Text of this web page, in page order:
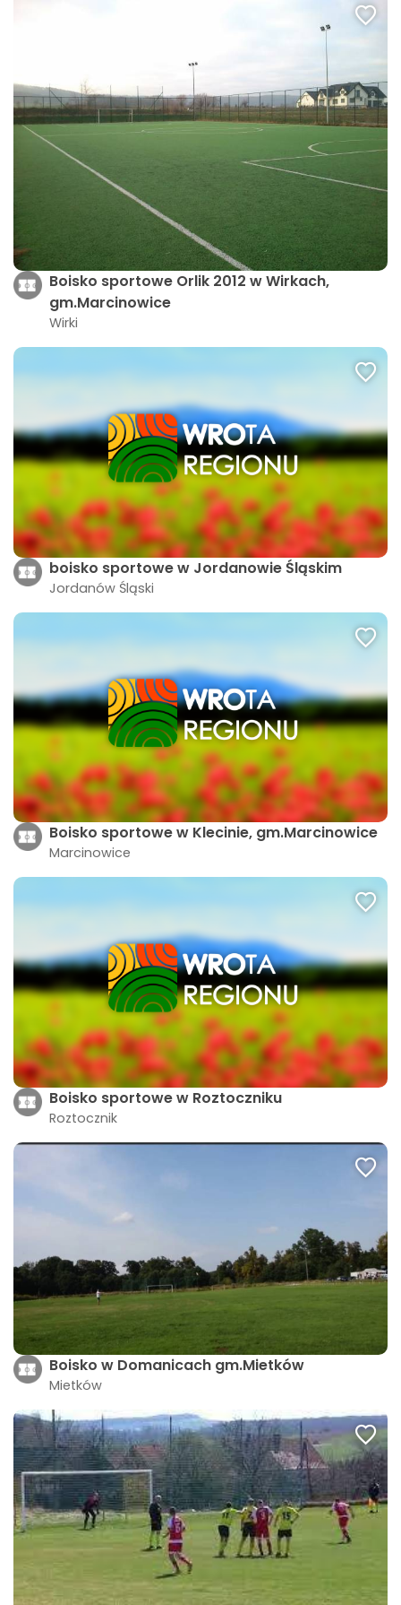
Boisko sportowe Orlik 2012 w Wirkach,
gm.Marcinowice
Wirki
boisko sportowe w Jordanowie Śląskim
Jordanów Śląski
Boisko sportowe w Klecinie, gm.Marcinowice
Marcinowice
Boisko sportowe w Roztoczniku
Roztocznik
Boisko w Domanicach gm.Mietków
Mietków